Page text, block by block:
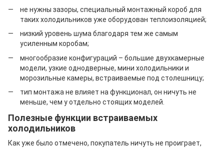
не нужны зазоры, специальный монтажный короб для
таких холодильников уже оборудован теплоизоляцией;
низкий уровень шума благодаря тем же самым
усиленным коробам;
многообразие конфигураций – большие двухкамерные
модели, узкие однодверные, мини холодильники и
морозильные камеры, встраиваемые под столешницу;
тип монтажа не влияет на функционал, он ничуть не
меньше, чем у отдельно стоящих моделей.
Полезные функции встраиваемых
холодильников
Как уже было отмечено, покупатель ничуть не проиграет,